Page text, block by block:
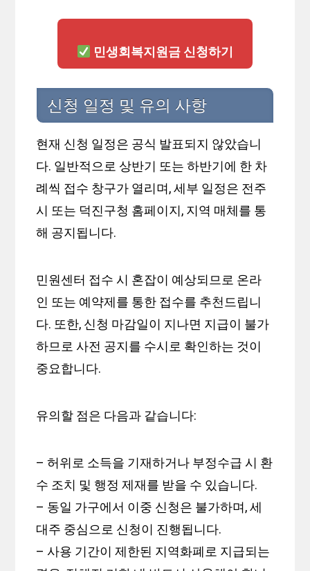
민생회복지원금 신청하기
신청 일정 및 유의 사항
현재 신청 일정은 공식 발표되지 않았습니
다. 일반적으로 상반기 또는 하반기에 한 차
례씩 접수 창구가 열리며, 세부 일정은 전주
시 또는 덕진구청 홈페이지, 지역 매체를 통
해 공지됩니다.
민원센터 접수 시 혼잡이 예상되므로 온라
인 또는 예약제를 통한 접수를 추천드립니
다. 또한, 신청 마감일이 지나면 지급이 불가
하므로 사전 공지를 수시로 확인하는 것이
중요합니다.
유의할 점은 다음과 같습니다:
– 허위로 소득을 기재하거나 부정수급 시 환
수 조치 및 행정 제재를 받을 수 있습니다.
– 동일 가구에서 이중 신청은 불가하며, 세
대주 중심으로 신청이 진행됩니다.
– 사용 기간이 제한된 지역화폐로 지급되는